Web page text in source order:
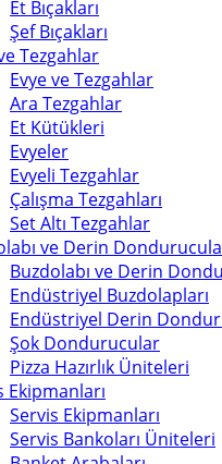
Et Bıçakları
Şef Bıçakları
Tezgahlar
Evye ve Tezgahlar
Ara Tezgahlar
Et Kütükleri
Evyeler
Evyeli Tezgahlar
Çalışma Tezgahları
Set Altı Tezgahlar
ve Derin
Buzdolabı ve Derin
Endüstriyel Buzdolapları
Endüstriyel Derin
Şok Dondurucular
Pizza Hazırlık Üniteleri
Ekipmanları
Servis Ekipmanları
Servis Bankoları Üniteleri